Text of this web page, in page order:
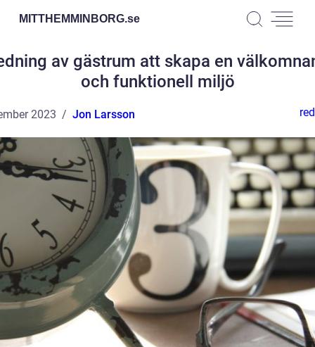
MITTHEMMINBORG.se
av gästrum att skapa en
och funktionell miljö
2023 Jon Larsson